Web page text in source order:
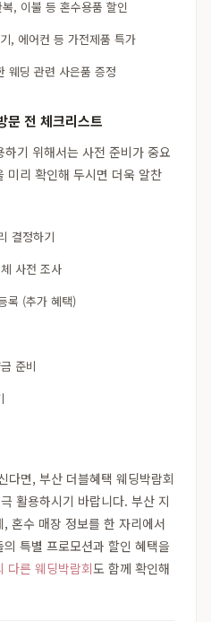
, 이불 등 혼수용품 할인
, 에어컨 등 가전제품 특가
웨딩 관련 사은품 증정
문 전 체크리스트
기 위해서는 사전 준비가 중요
미리 확인해 두시면 더욱 알찬
결정하기
사전 조사
록 (추가 혜택)
준비
다면, 부산 더블혜택 웨딩박람회
활용하시기 바랍니다. 부산 지
혼수 매장 정보를 한 자리에서
특별 프로모션과 할인 혜택을
다른 웨딩박람회도 함께 확인해